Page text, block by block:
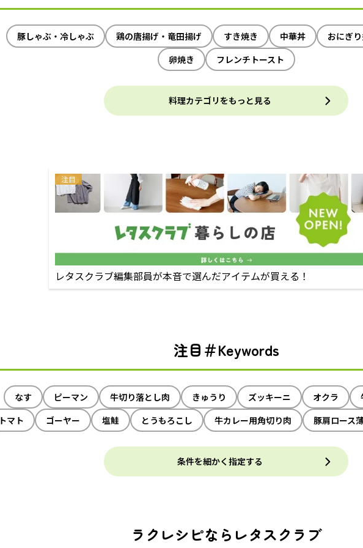
豚しゃぶ・冷しゃぶ 鶏の唐揚げ・竜田揚げ すき焼き 中華丼
おにぎ
卵焼き
フレンチトースト
料理カテゴリをもっと見る
注目
レタスクラブ編集部員が本音で選んだアイテムが買える！
注目＃Keywords
なす ピーマン 牛切り落とし肉 きゅうり ズッキーニ オクラ
トマト
ゴーヤー 塩鮭 とうもろこし 牛カレー用角切り肉 豚肩ロース
条件を細かく指定する
ラクレシピならレタスクラブ